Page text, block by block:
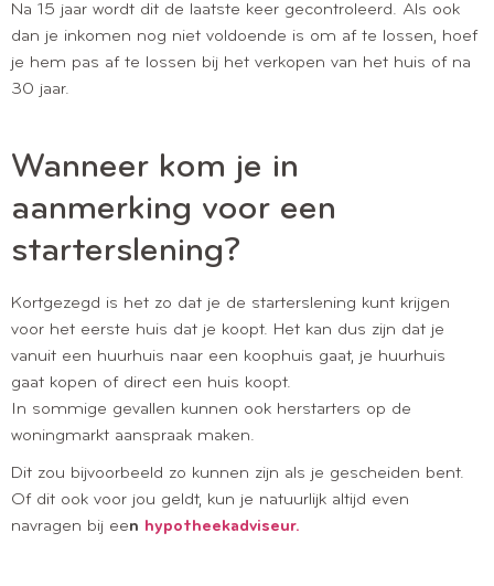
Na 15 jaar wordt dit de laatste keer gecontroleerd. Als ook
dan je inkomen nog niet voldoende is om af te lossen, hoef
je hem pas af te lossen bij het verkopen van het huis of na
30 jaar.
Wanneer kom je in
aanmerking voor een
starterslening?
Kortgezegd is het zo dat je de starterslening kunt krijgen
voor het eerste huis dat je koopt. Het kan dus zijn dat je
vanuit een huurhuis naar een koophuis gaat, je huurhuis
gaat kopen of direct een huis koopt.
In sommige gevallen kunnen ook herstarters op de
woningmarkt aanspraak maken.
Dit zou bijvoorbeeld zo kunnen zijn als je gescheiden bent.
Of dit ook voor jou geldt, kun je natuurlijk altijd even
navragen bij een hypotheekadviseur.